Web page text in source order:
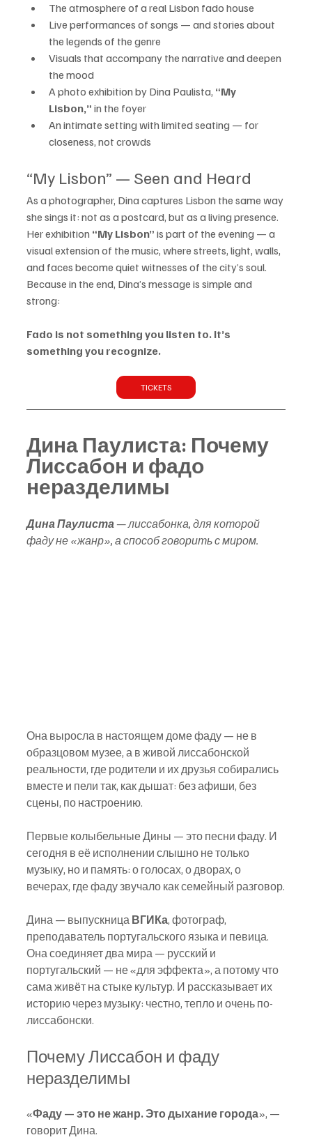
The atmosphere of a real Lisbon fado house
Live performances of songs — and stories about
the legends of the genre
Visuals that accompany the narrative and deepen
the mood
A photo exhibition by Dina Paulista, “My
Lisbon,” in the foyer
An intimate setting with limited seating — for
closeness, not crowds
“My Lisbon” — Seen and Heard
As a photographer, Dina captures Lisbon the same way
she sings it: not as a postcard, but as a living presence.
Her exhibition “My Lisbon” is part of the evening — a
visual extension of the music, where streets, light, walls,
and faces become quiet witnesses of the city’s soul.
Because in the end, Dina’s message is simple and
strong:
Fado is not something you listen to. It’s
something you recognize.
TICKETS
Дина Паулиста: Почему
Лиссабон и фадо
неразделимы
Дина Паулиста — лиссабонка, для которой
фаду не «жанр», а способ говорить с миром.
Она выросла в настоящем доме фаду — не в
образцовом музее, а в живой лиссабонской
реальности, где родители и их друзья собирались
вместе и пели так, как дышат: без афиши, без
сцены, по настроению.
Первые колыбельные Дины — это песни фаду. И
сегодня в её исполнении слышно не только
музыку, но и память: о голосах, о дворах, о
вечерах, где фаду звучало как семейный разговор.
Дина — выпускница ВГИКа, фотограф,
преподаватель португальского языка и певица.
Она соединяет два мира — русский и
португальский — не «для эффекта», а потому что
сама живёт на стыке культур. И рассказывает их
историю через музыку: честно, тепло и очень по-
лиссабонски.
Почему Лиссабон и фаду
неразделимы
«Фаду — это не жанр. Это дыхание города», —
говорит Дина.